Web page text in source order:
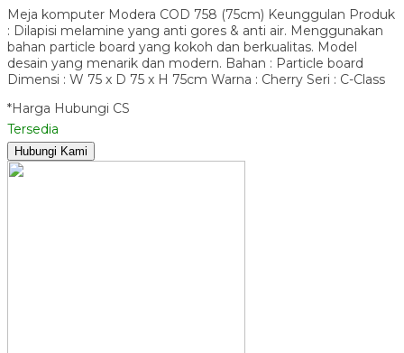
Meja komputer Modera COD 758 (75cm) Keunggulan Produk
: Dilapisi melamine yang anti gores & anti air. Menggunakan
bahan particle board yang kokoh dan berkualitas. Model
desain yang menarik dan modern. Bahan : Particle board
Dimensi : W 75 x D 75 x H 75cm Warna : Cherry Seri : C-Class
*Harga Hubungi CS
Tersedia
Hubungi Kami